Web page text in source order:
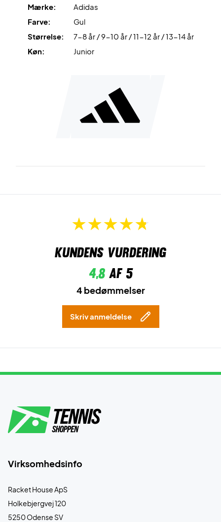
Mærke:
Adidas
Farve:
Gul
Størrelse:
7-8 år / 9-10 år / 11-12 år / 13-14 år
Køn:
Junior
Kundens vurdering
4,8af 5
4 bedømmelser
Skriv anmeldelse
Virksomhedsinfo
Racket House ApS
Holkebjergvej 120
5250 Odense SV